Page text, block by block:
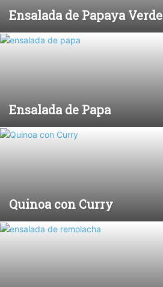
Ensalada de Papaya Verde
Ensalada de Papa
Quinoa con Curry